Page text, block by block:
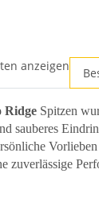
anzeigen
Ridge Spitzen
sauberes
zuverlässige